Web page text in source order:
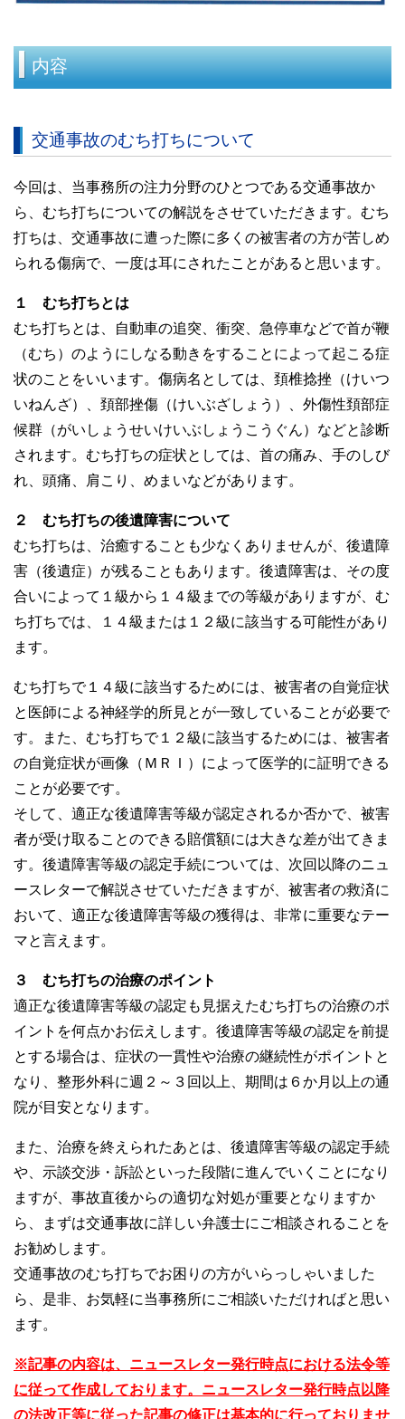
内容
交通事故のむち打ちについて
今回は、当事務所の注力分野のひとつである交通事故か
ら、むち打ちについての解説をさせていただきます。むち
打ちは、交通事故に遭った際に多くの被害者の方が苦しめ
られる傷病で、一度は耳にされたことがあると思います。
１ むち打ちとは
むち打ちとは、自動車の追突、衝突、急停車などで首が鞭
（むち）のようにしなる動きをすることによって起こる症
状のことをいいます。傷病名としては、頚椎捻挫（けいつ
いねんざ）、頚部挫傷（けいぶざしょう）、外傷性頚部症
候群（がいしょうせいけいぶしょうこうぐん）などと診断
されます。むち打ちの症状としては、首の痛み、手のしび
れ、頭痛、肩こり、めまいなどがあります。
２ むち打ちの後遺障害について
むち打ちは、治癒することも少なくありませんが、後遺障
害（後遺症）が残ることもあります。後遺障害は、その度
合いによって１級から１４級までの等級がありますが、む
ち打ちでは、１４級または１２級に該当する可能性があり
ます。
むち打ちで１４級に該当するためには、被害者の自覚症状
と医師による神経学的所見とが一致していることが必要で
す。また、むち打ちで１２級に該当するためには、被害者
の自覚症状が画像（ＭＲＩ）によって医学的に証明できる
ことが必要です。
そして、適正な後遺障害等級が認定されるか否かで、被害
者が受け取ることのできる賠償額には大きな差が出てきま
す。後遺障害等級の認定手続については、次回以降のニュ
ースレターで解説させていただきますが、被害者の救済に
おいて、適正な後遺障害等級の獲得は、非常に重要なテー
マと言えます。
３ むち打ちの治療のポイント
適正な後遺障害等級の認定も見据えたむち打ちの治療のポ
イントを何点かお伝えします。後遺障害等級の認定を前提
とする場合は、症状の一貫性や治療の継続性がポイントと
なり、整形外科に週２～３回以上、期間は６か月以上の通
院が目安となります。
また、治療を終えられたあとは、後遺障害等級の認定手続
や、示談交渉・訴訟といった段階に進んでいくことになり
ますが、事故直後からの適切な対処が重要となりますか
ら、まずは交通事故に詳しい弁護士にご相談されることを
お勧めします。
交通事故のむち打ちでお困りの方がいらっしゃいました
ら、是非、お気軽に当事務所にご相談いただければと思い
ます。
※記事の内容は、ニュースレター発行時点における法令等
に従って作成しております。ニュースレター発行時点以降
の法改正等に従った記事の修正は基本的に行っておりませ